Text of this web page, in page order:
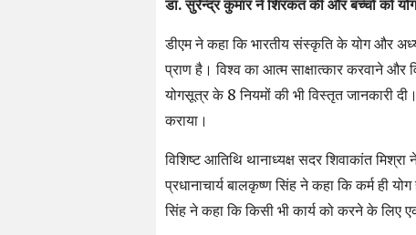
डा. सुरेन्द्र कुमार ने शिरकत की और बच्चों को
डीएम ने कहा कि भारतीय संस्कृति के योग और
प्राण है। विश्व का आत्म साक्षात्कार करवाने और
योगसूत्र के 8 नियमों की भी विस्तृत जानकारी
कराया।
विशिष्ट आतिथि थानाध्यक्ष सदर शिवाकांत
प्रधानाचार्य बालकृष्ण सिंह ने कहा कि कर्म ही योग
सिंह ने कहा कि किसी भी कार्य को करने के लिए